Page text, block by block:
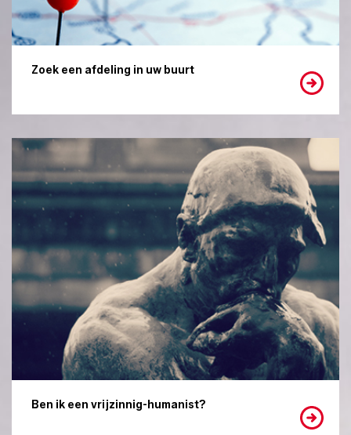
Zoek een afdeling in uw buurt
Ben ik een vrijzinnig-humanist?